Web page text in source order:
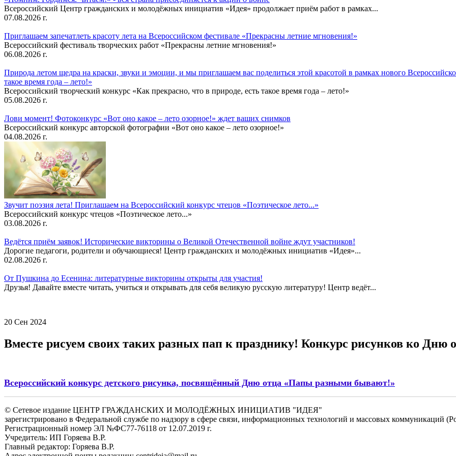
Всероссийский Центр гражданских и молодёжных инициатив «Идея» продолжает приём работ в рамках...
07.08.2026 г.
Приглашаем запечатлеть красоту лета на Всероссийском фестивале «Прекрасны летние мгновения!»
Всероссийский фестиваль творческих работ «Прекрасны летние мгновения!»
06.08.2026 г.
Природа летом щедра на краски, звуки и эмоции, и мы приглашаем вас поделиться этой красотой в рамках нового
такое время года – лето!»
Всероссийский творческий конкурс «Как прекрасно, что в природе, есть такое время года – лето!»
05.08.2026 г.
Лови момент! Фотоконкурс «Вот оно какое – лето озорное!» ждет ваших снимков
Всероссийский конкурс авторской фотографии «Вот оно какое – лето озорное!»
04.08.2026 г.
Звучит поэзия лета! Приглашаем на Всероссийский конкурс чтецов «Поэтическое лето...»
Всероссийский конкурс чтецов «Поэтическое лето...»
03.08.2026 г.
Ведётся приём заявок! Исторические викторины о Великой Отечественной войне ждут участников!
Дорогие педагоги, родители и обучающиеся! Центр гражданских и молодёжных инициатив «Идея»...
02.08.2026 г.
От Пушкина до Есенина: литературные викторины открыты для участия!
Друзья! Давайте вместе читать, учиться и открывать для себя великую русскую литературу! Центр ведёт...
20 Сен 2024
Вместе рисуем своих таких разных пап к празднику! Конкурс рисунков ко Дню
Всероссийский конкурс детского рисунка, посвящённый Дню отца «Папы разными бывают!»
© Сетевое издание ЦЕНТР ГРАЖДАНСКИХ И МОЛОДЁЖНЫХ ИНИЦИАТИВ "ИДЕЯ"
зарегистрировано в Федеральной службе по надзору в сфере связи, информационных технологий и массовых коммуникаций
Регистрационный номер ЭЛ №ФС77-76118 от 12.07.2019 г.
Учредитель: ИП Горяева В.Р.
Главный редактор: Горяева В.Р.